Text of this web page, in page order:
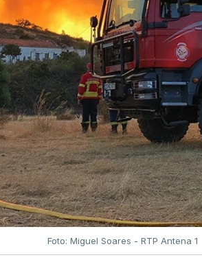
Foto: Miguel Soares - RTP Antena 1